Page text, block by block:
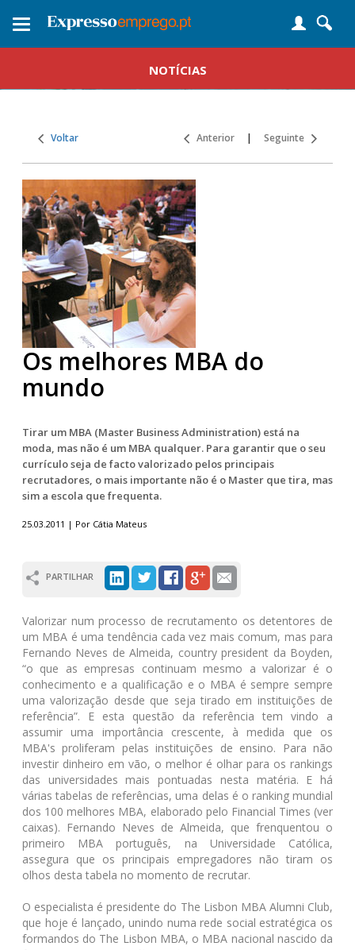
Toggle
NOTÍCIAS
Voltar Anterior | Seguinte
Os melhores MBA do
mundo
Tirar um MBA (Master Business Administration) está na
moda, mas não é um MBA qualquer. Para garantir que o seu
currículo seja de facto valorizado pelos principais
recrutadores, o mais importante não é o Master que tira, mas
sim a escola que frequenta.
25.03.2011 | Por Cátia Mateus
PARTILHAR
Valorizar num processo de recrutamento os detentores de
um MBA é uma tendência cada vez mais comum, mas para
Fernando Neves de Almeida, country president da Boyden,
“o que as empresas continuam mesmo a valorizar é o
conhecimento e a qualificação e o MBA é sempre sempre
uma valorização desde que seja tirado em instituições de
referência”. E esta questão da referência tem vindo a
assumir uma importância crescente, à medida que os
MBA's proliferam pelas instituições de ensino. Para não
investir dinheiro em vão, o melhor é olhar para os rankings
das universidades mais pontuadas nesta matéria. E há
várias tabelas de referências, uma delas é o ranking mundial
dos 100 melhores MBA, elaborado pelo Financial Times (ver
caixas). Fernando Neves de Almeida, que frenquentou o
primeiro MBA português, na Universidade Católica,
assegura que os principais empregadores não tiram os
olhos desta tabela no momento de recrutar.
O especialista é presidente do The Lisbon MBA Alumni Club,
que hoje é lançado, unindo numa rede social estratégica os
formandos do The Lisbon MBA, o MBA nacional nascido da